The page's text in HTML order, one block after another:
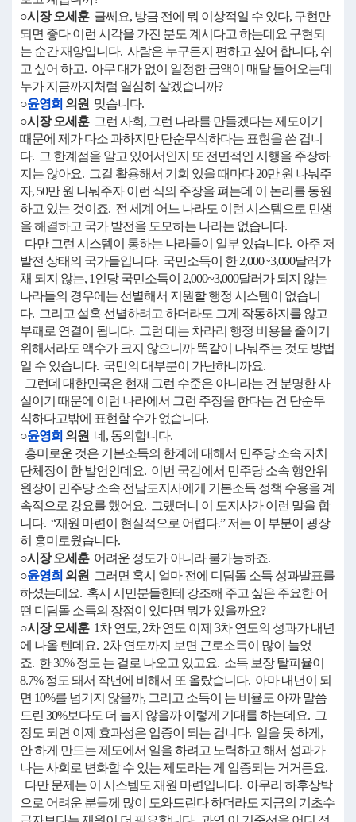
○시장 오세훈글쎄요, 방금 전에 뭐 이상적일 수 있다, 구현만
되면 좋다 이런 시각을 가진 분도 계시다고 하는데요 구현되
는 순간 재앙입니다. 사람은 누구든지 편하고 싶어 합니다, 쉬
고 싶어 하고. 아무 대가 없이 일정한 금액이 매달 들어오는데
누가 지금까지처럼 열심히 살겠습니까?
○윤영희 의원 맞습니다.
○시장 오세훈그런 사회, 그런 나라를 만들겠다는 제도이기
때문에 제가 다소 과하지만 단순무식하다는 표현을 쓴 겁니
다. 그 한계점을 알고 있어서인지 또 전면적인 시행을 주장하
지는 않아요. 그걸 활용해서 기회 있을 때마다 20만 원 나눠주
자, 50만 원 나눠주자 이런 식의 주장을 펴는데 이 논리를 동원
하고 있는 것이죠. 전 세계 어느 나라도 이런 시스템으로 민생
을 해결하고 국가 발전을 도모하는 나라는 없습니다.
다만 그런 시스템이 통하는 나라들이 일부 있습니다. 아주 저
발전 상태의 국가들입니다. 국민소득이 한 2,000~3,000달러가
채 되지 않는, 1인당 국민소득이 2,000~3,000달러가 되지 않는
나라들의 경우에는 선별해서 지원할 행정 시스템이 없습니
다. 그리고 설혹 선별하려고 하더라도 그게 작동하지를 않고
부패로 연결이 됩니다. 그런 데는 차라리 행정 비용을 줄이기
위해서라도 액수가 크지 않으니까 똑같이 나눠주는 것도 방법
일 수 있습니다. 국민의 대부분이 가난하니까요.
그런데 대한민국은 현재 그런 수준은 아니라는 건 분명한 사
실이기 때문에 이런 나라에서 그런 주장을 한다는 건 단순무
식하다고밖에 표현할 수가 없습니다.
○윤영희 의원 네, 동의합니다.
흥미로운 것은 기본소득의 한계에 대해서 민주당 소속 자치
단체장이 한 발언인데요. 이번 국감에서 민주당 소속 행안위
원장이 민주당 소속 전남도지사에게 기본소득 정책 수용을 계
속적으로 강요를 했어요. 그랬더니 이 도지사가 이런 말을 합
니다. “재원 마련이 현실적으로 어렵다.” 저는 이 부분이 굉장
히 흥미로웠습니다.
○시장 오세훈어려운 정도가 아니라 불가능하죠.
○윤영희 의원 그러면 혹시 얼마 전에 디딤돌 소득 성과발표를
하셨는데요. 혹시 시민분들한테 강조해 주고 싶은 주요한 어
떤 디딤돌 소득의 장점이 있다면 뭐가 있을까요?
○시장 오세훈1차 연도, 2차 연도 이제 3차 연도의 성과가 내년
에 나올 텐데요. 2차 연도까지 보면 근로소득이 많이 늘었
죠. 한 30% 정도 는 걸로 나오고 있고요. 소득 보장 탈피율이
8.7% 정도 돼서 작년에 비해서 또 올랐습니다. 아마 내년이 되
면 10%를 넘기지 않을까, 그리고 소득이 는 비율도 아까 말씀
드린 30%보다도 더 늘지 않을까 이렇게 기대를 하는데요. 그
정도 되면 이제 효과성은 입증이 되는 겁니다. 일을 못 하게,
안 하게 만드는 제도에서 일을 하려고 노력하고 해서 성과가
나는 사회로 변화할 수 있는 제도라는 게 입증되는 거거든요.
다만 문제는 이 시스템도 재원 마련입니다. 아무리 하후상박
으로 어려운 분들께 많이 도와드린다 하더라도 지금의 기초수